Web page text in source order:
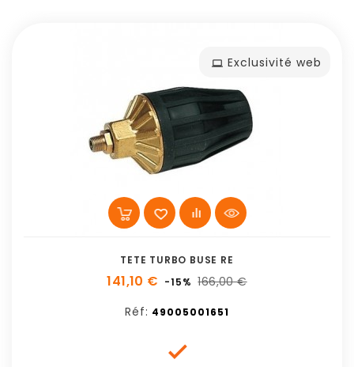
Exclusivité web
TETE TURBO BUSE RE
141,10 € -15% 166,00 €
Réf: 49005001651
